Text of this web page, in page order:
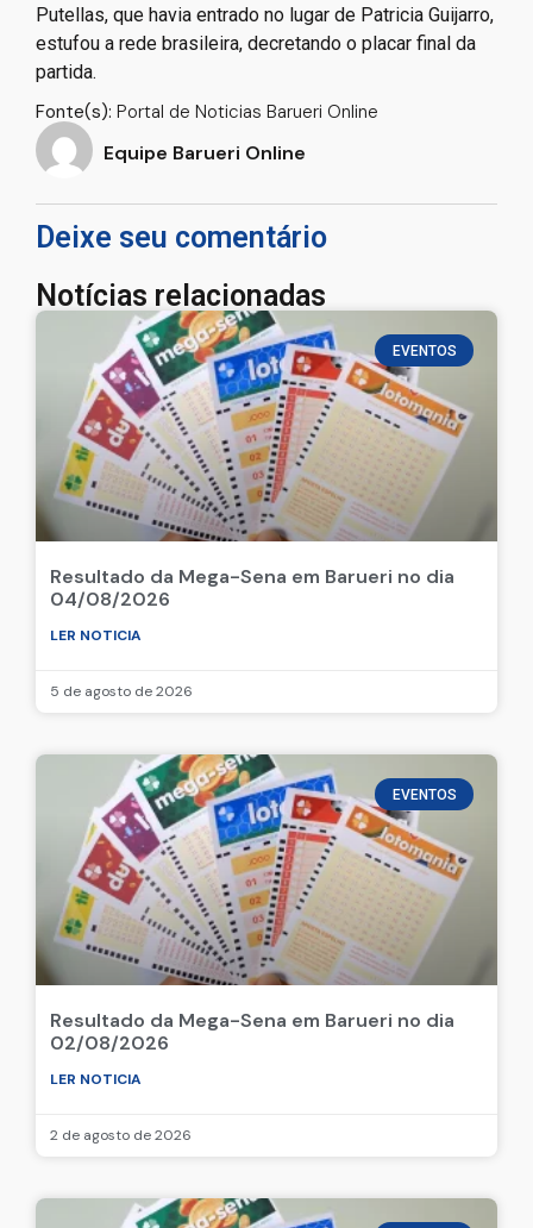
Putellas, que havia entrado no lugar de Patricia Guijarro,
estufou a rede brasileira, decretando o placar final da
partida.
Fonte(s): Portal de Noticias Barueri Online
Equipe Barueri Online
Deixe seu comentário
Notícias relacionadas
EVENTOS
Resultado da Mega-Sena em Barueri no dia
04/08/2026
LER NOTICIA
5 de agosto de 2026
EVENTOS
Resultado da Mega-Sena em Barueri no dia
02/08/2026
LER NOTICIA
2 de agosto de 2026